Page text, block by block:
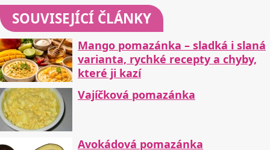
SOUVISEJÍCÍ ČLÁNKY
Mango pomazánka – sladká i slaná
varianta, rychké recepty a chyby,
které ji kazí
Vajíčková pomazánka
Avokádová pomazánka